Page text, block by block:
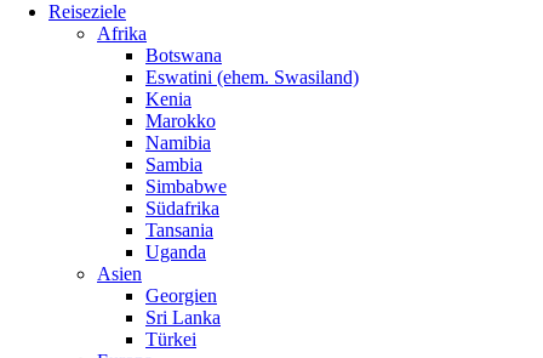
Reiseziele
Afrika
Botswana
Eswatini (ehem. Swasiland)
Kenia
Marokko
Namibia
Sambia
Simbabwe
Südafrika
Tansania
Uganda
Asien
Georgien
Sri Lanka
Türkei